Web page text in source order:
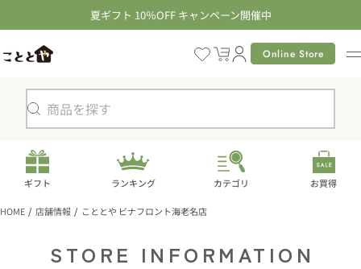
ン
テ
夏ギフト 10％OFF キャンペーン開催中
カ
ー
Online Store
検
ギフト ランキング カテゴリ お買得
HOME 店舗情報 こととや ビナフロント海老名店
STORE INFORMATION